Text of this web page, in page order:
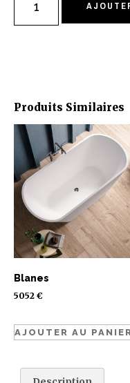
Produits Similaires
Blanes
5052 €
AJOUTER AU